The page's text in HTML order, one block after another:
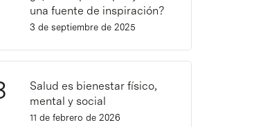
una fuente de inspiración?
3 de septiembre de 2025
Salud es bienestar físico,
mental y social
11 de febrero de 2026